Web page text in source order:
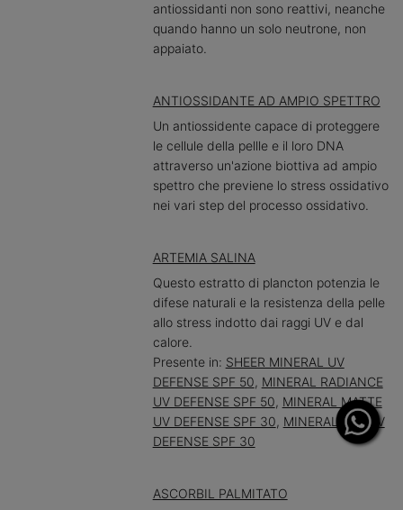
antiossidanti non sono reattivi, neanche
quando hanno un solo neutrone, non
appaiato.
ANTIOSSIDANTE AD AMPIO SPETTRO
Un antiossidente capace di proteggere
le cellule della pellle e il loro DNA
attraverso un'azione biottiva ad ampio
spettro che previene lo stress ossidativo
nei vari step del processo ossidativo.
ARTEMIA SALINA
Questo estratto di plancton potenzia le
difese naturali e la resistenza della pelle
allo stress indotto dai raggi UV e dal
calore.
Presente in: SHEER MINERAL UV
DEFENSE SPF 50, MINERAL RADIANCE
UV DEFENSE SPF 50, MINERAL MATTE
UV DEFENSE SPF 30, MINERAL EYE UV
DEFENSE SPF 30
ASCORBIL PALMITATO